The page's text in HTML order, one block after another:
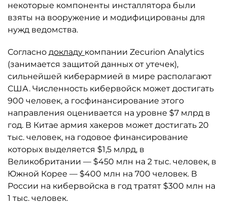
некоторые компоненты инсталлятора были
взяты на вооружение и модифицированы для
нужд ведомства.
Согласно докладу компании Zecurion Analytics
(занимается защитой данных от утечек),
сильнейшей киберармией в мире располагают
США. Численность кибервойск может достигать
900 человек, а госфинансирование этого
направления оценивается на уровне $7 млрд в
год. В Китае армия хакеров может достигать 20
тыс. человек, на годовое финансирование
которых выделяется $1,5 млрд, в
Великобритании — $450 млн на 2 тыс. человек, в
Южной Корее — $400 млн на 700 человек. В
России на кибервойска в год тратят $300 млн на
1 тыс. человек.